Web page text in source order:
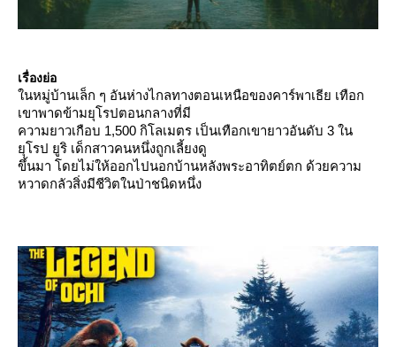
เรื่องย่อ
นหมู่บ้านเล็ก ๆ อันห่างไกลทางตอนเหนือของคาร์พาเธีย เทือก
เขาพาดข้ามยุโรปตอนกลางที่มี
ความยาวเกือบ 1,500 กิโลเมตร เป็นเทือกเขายาวอันดับ 3 ใน
ุโรป ยูริ เด็กสาวคนหนึ่งถูกเลี้ยงดู
ขึ้นมา โดยไม่ให้ออกไปนอกบ้านหลังพระอาทิตย์ตก ด้วยความ
หวาดกลัวสิ่งมีชีวิตในป่าชนิดหนึ่ง